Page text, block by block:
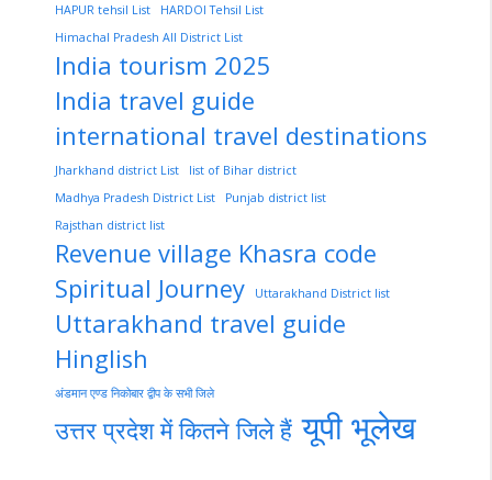
HAPUR tehsil List
HARDOI Tehsil List
Himachal Pradesh All District List
India tourism 2025
India travel guide
international travel destinations
Jharkhand district List
list of Bihar district
Madhya Pradesh District List
Punjab district list
Rajsthan district list
Revenue village Khasra code
Spiritual Journey
Uttarakhand District list
Uttarakhand travel guide
Hinglish
अंडमान एण्ड निकोबार द्वीप के सभी जिले
उत्तर प्रदेश में कितने जिले हैं यूपी भूलेख